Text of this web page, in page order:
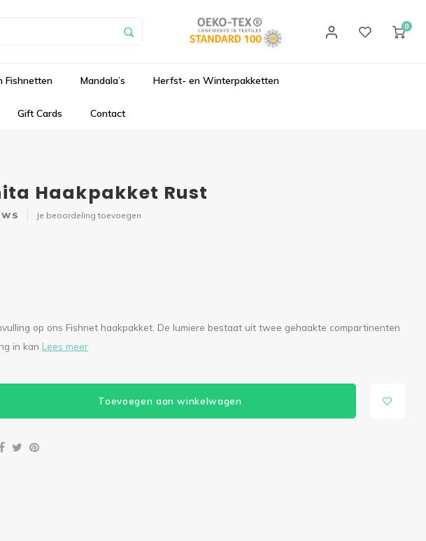
0
Fishnetten Mandala’s Herfst- en Winterpakketten
Gift Cards Contact
Haakpakket Rust
Je beoordeling toevoegen
op ons Fishnet haakpakket. De lumiere bestaat uit twee gehaakte compartinenten
in kan Lees meer
Toevoegen aan winkelwagen